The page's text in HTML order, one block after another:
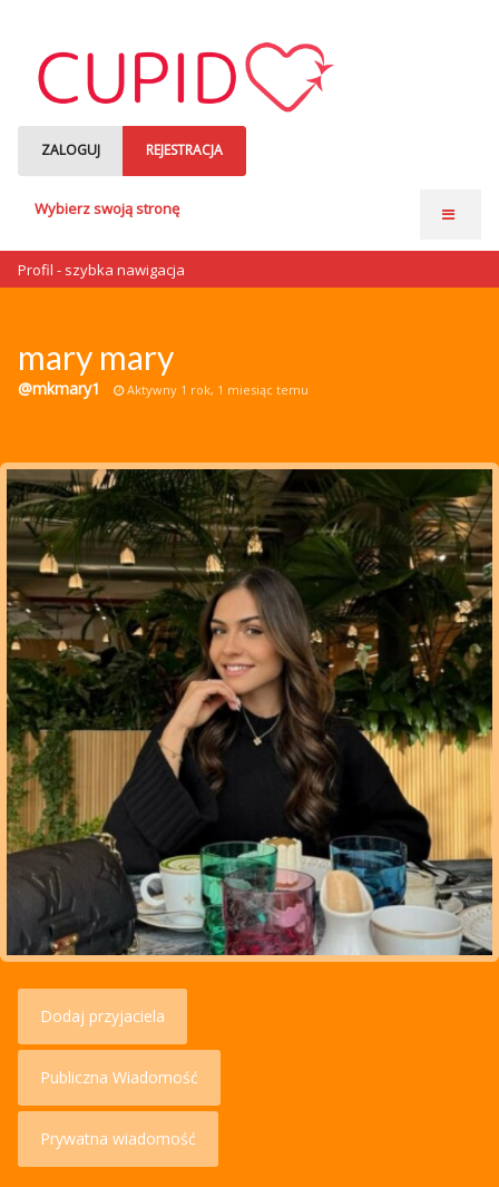
ZALOGUJ REJESTRACJA
Wybierz swoją stronę
o nas
Profil - szybka nawigacja
mary mary
@mkmary1 Aktywny 1 rok, 1 miesiąc temu
Dodaj przyjaciela
Publiczna Wiadomość
Prywatna wiadomość